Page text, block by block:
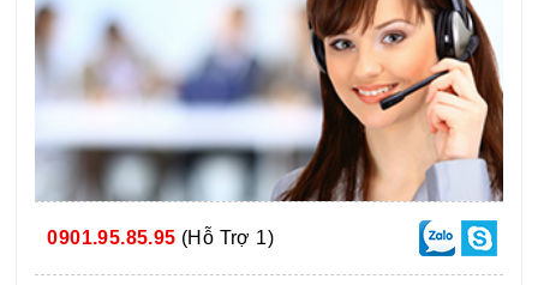
0901.95.85.95 (Hỗ Trợ 1)